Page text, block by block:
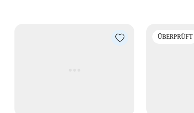
ÜBERPRÜFT